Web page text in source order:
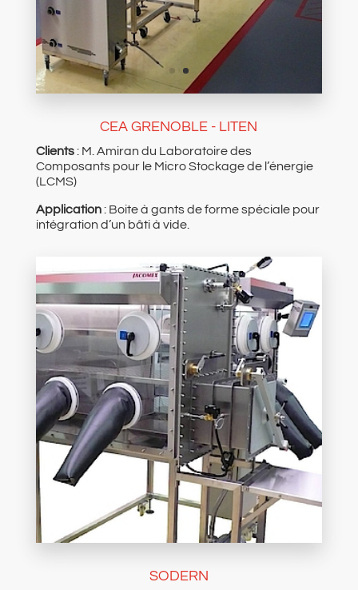
CEA GRENOBLE - LITEN
Clients: M. Amiran du Laboratoire des
Composants pour le Micro Stockage de l’énergie
(LCMS)
Application: Boite à gants de forme spéciale pour
intégration d’un bâti à vide.
SODERN